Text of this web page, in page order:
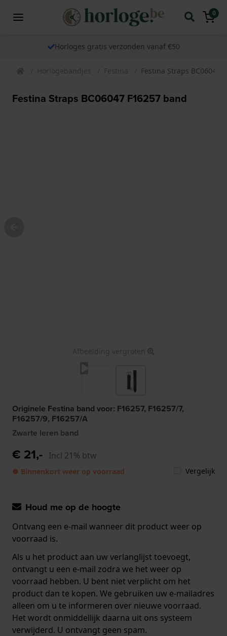
0
Horloges gratis verzonden vanaf €50
Horlogebandjes Festina Festina Straps BC06047
Festina Straps BC06047 F16257 band
Afbeelding vergroten
Originele Festina band voor: F16257, F16257/7,
F16257/9, F16257/A
Zwarte leren band
€ 21,- Incl 21% btw
● Binnenkort weer op voorraad Vergelijk
Houd me op de hoogte
Ontvang een e-mail wanneer dit product weer op
voorraad is.
Als u het product aan uw verlanglijst toevoegt,
ontvangt u een e-mail zodra we het weer op
voorraad hebben. U bent niet verplicht om het
product dan te kopen. We gebruiken uw e-mailadres
alleen om u te informeren over nieuwe voorraad.
Het wordt onmiddellijk daarna uit ons systeem
verwijderd. U ontvangt geen spam.